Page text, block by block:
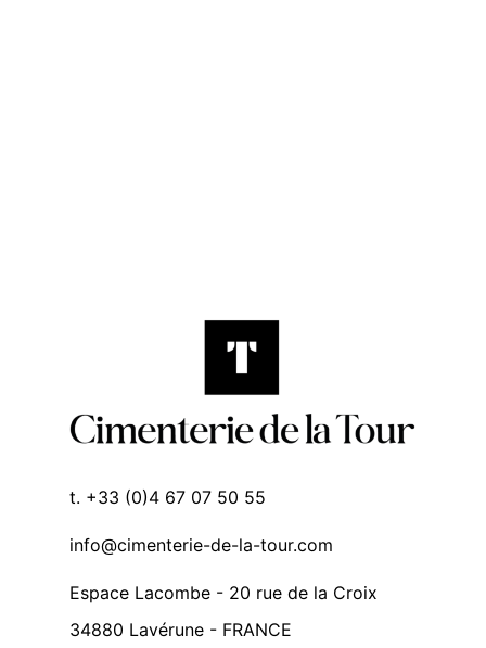
t. +33 (0)4 67 07 50 55
info@cimenterie-de-la-tour.com
Espace Lacombe - 20 rue de la Croix
34880 Lavérune - FRANCE